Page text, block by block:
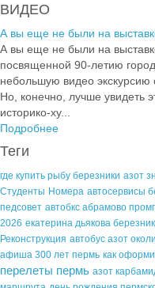
ВИДЕО
А вы еще не были на
А вы еще не были на
посвященной 90-летию
небольшую видео экскурсию
Но, конечно, лучше увидеть
историко-ху...
Подробнее
Теги
где купить рыбу березники азот
Студенты Номера автосервисы
педсовет автобкс абрамово
2026 екатерина дьякова
Реконструкция автобус азот
афиша 300 лет пермь как
перелеты пермь азот